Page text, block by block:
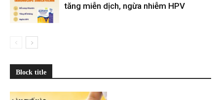
tăng miễn dịch, ngừa nhiễm HPV
Block title